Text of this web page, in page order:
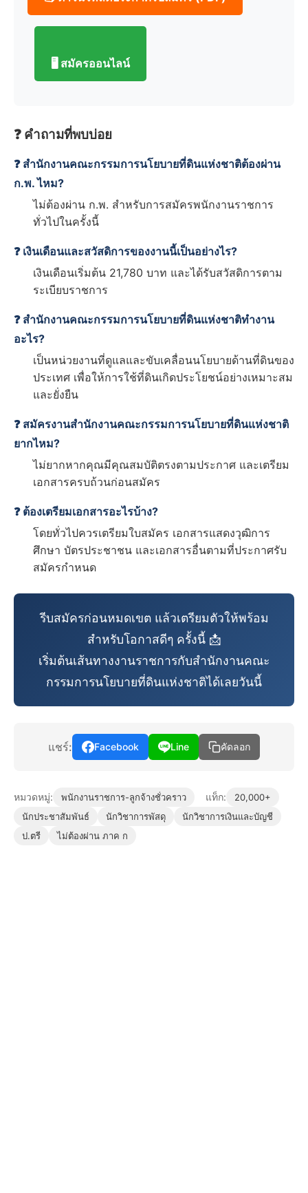
🖥️ สมัครออนไลน์
❓ คำถามที่พบบ่อย
❓ สำนักงานคณะกรรมการนโยบายที่ดินแห่งชาติต้องผ่าน
ก.พ. ไหม?
ไม่ต้องผ่าน ก.พ. สำหรับการสมัครพนักงานราชการ
ทั่วไปในครั้งนี้
❓ เงินเดือนและสวัสดิการของงานนี้เป็นอย่างไร?
เงินเดือนเริ่มต้น 21,780 บาท และได้รับสวัสดิการตาม
ระเบียบราชการ
❓ สำนักงานคณะกรรมการนโยบายที่ดินแห่งชาติทำงาน
อะไร?
เป็นหน่วยงานที่ดูแลและขับเคลื่อนนโยบายด้านที่ดินของ
ประเทศ เพื่อให้การใช้ที่ดินเกิดประโยชน์อย่างเหมาะสม
และยั่งยืน
❓ สมัครงานสำนักงานคณะกรรมการนโยบายที่ดินแห่งชาติ
ยากไหม?
ไม่ยากหากคุณมีคุณสมบัติตรงตามประกาศ และเตรียม
เอกสารครบถ้วนก่อนสมัคร
❓ ต้องเตรียมเอกสารอะไรบ้าง?
โดยทั่วไปควรเตรียมใบสมัคร เอกสารแสดงวุฒิการ
ศึกษา บัตรประชาชน และเอกสารอื่นตามที่ประกาศรับ
สมัครกำหนด
รีบสมัครก่อนหมดเขต แล้วเตรียมตัวให้พร้อม
สำหรับโอกาสดีๆ ครั้งนี้ 📩
เริ่มต้นเส้นทางงานราชการกับสำนักงานคณะ
กรรมการนโยบายที่ดินแห่งชาติได้เลยวันนี้
แชร์: Facebook Line คัดลอก
หมวดหมู่: พนักงานราชการ-ลูกจ้างชั่วคราว แท็ก:
20,000+
นักประชาสัมพันธ์
นักวิชาการพัสดุ
นักวิชาการเงินและบัญชี
ป.ตรี
ไม่ต้องผ่าน ภาค ก